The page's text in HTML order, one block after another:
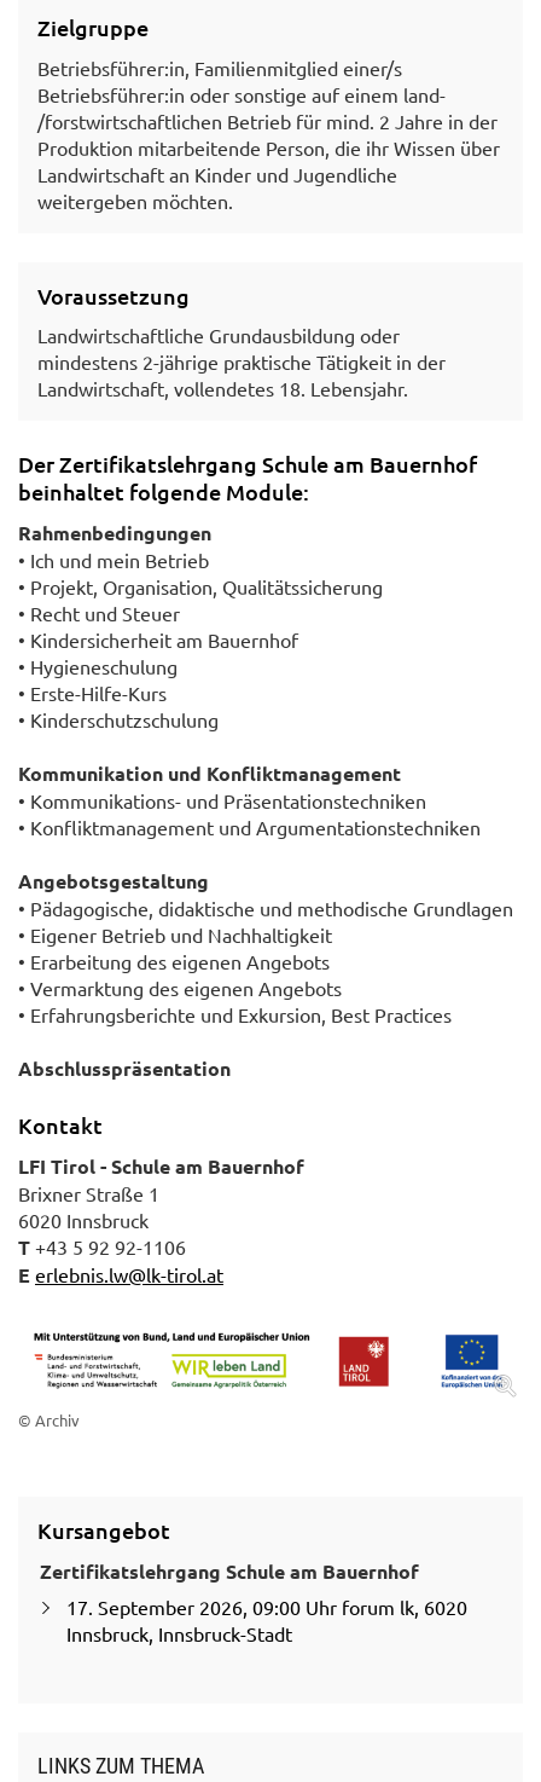
Zielgruppe
Betriebsführer:in, Familienmitglied einer/s
Betriebsführer:in oder sonstige auf einem land-
/forstwirtschaftlichen Betrieb für mind. 2 Jahre in der
Produktion mitarbeitende Person, die ihr Wissen über
Landwirtschaft an Kinder und Jugendliche
weitergeben möchten.
Voraussetzung
Landwirtschaftliche Grundausbildung oder
mindestens 2-jährige praktische Tätigkeit in der
Landwirtschaft, vollendetes 18. Lebensjahr.
Der Zertifikatslehrgang Schule am Bauernhof
beinhaltet folgende Module:
Rahmenbedingungen
• Ich und mein Betrieb
• Projekt, Organisation, Qualitätssicherung
• Recht und Steuer
• Kindersicherheit am Bauernhof
• Hygieneschulung
• Erste-Hilfe-Kurs
• Kinderschutzschulung
Kommunikation und Konfliktmanagement
• Kommunikations- und Präsentationstechniken
• Konfliktmanagement und Argumentationstechniken
Angebotsgestaltung
• Pädagogische, didaktische und methodische Grundlagen
• Eigener Betrieb und Nachhaltigkeit
• Erarbeitung des eigenen Angebots
• Vermarktung des eigenen Angebots
• Erfahrungsberichte und Exkursion, Best Practices
Abschlusspräsentation
Kontakt
LFI Tirol - Schule am Bauernhof
Brixner Straße 1
6020 Innsbruck
T +43 5 92 92-1106
E erlebnis.lw@lk-tirol.at
© Archiv
Kursangebot
Zertifikatslehrgang Schule am Bauernhof
17. September 2026, 09:00 Uhr forum lk, 6020
Innsbruck, Innsbruck-Stadt
LINKS ZUM THEMA